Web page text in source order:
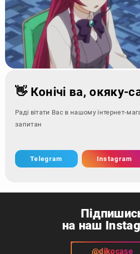
👋 Конічі ва, окяку-
Раді вітати Вас в нашому інтернет-
запитання - зверні
Telegram Instagram
на наш
@dikocase